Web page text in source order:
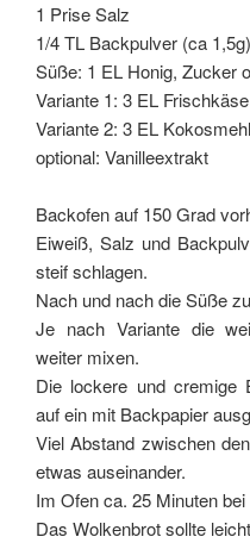
1 Prise Salz
1/4 TL Backpulver (ca 1,5g)
Süße: 1 EL Honig, Zucker
Variante 1: 3 EL
Variante 2: 3 EL
optional: Vanilleextrakt
Backofen auf 150 Grad
Eiweiß, Salz und
steif schlagen.
Nach und nach die Süße
Je nach Variante die
weiter mixen.
Die lockere und cremige
auf ein mit Backpapier
Viel Abstand zwischen
etwas auseinander.
Im Ofen ca. 25 Minuten
Das Wolkenbrot sollte